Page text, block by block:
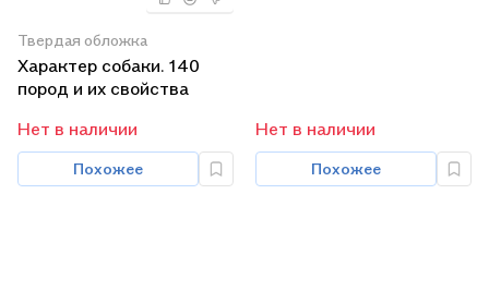
Твердая обложка
Характер собаки. 140
пород и их свойства
Нет в наличии
Похожее
Нет в наличии
Похожее